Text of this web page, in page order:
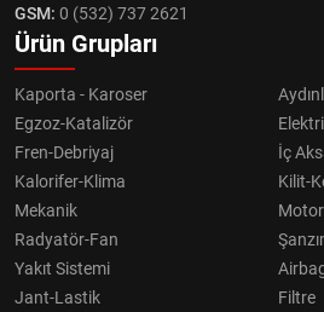
GSM: 0 (532) 737 2621
Ürün Grupları
Kaporta - Karoser
Egzoz-Katalizör
Fren-Debriyaj
İç
Kalorifer-Klima
Kilit-
Mekanik
Radyatör-Fan
Yakıt Sistemi
Jant-Lastik
Filtre